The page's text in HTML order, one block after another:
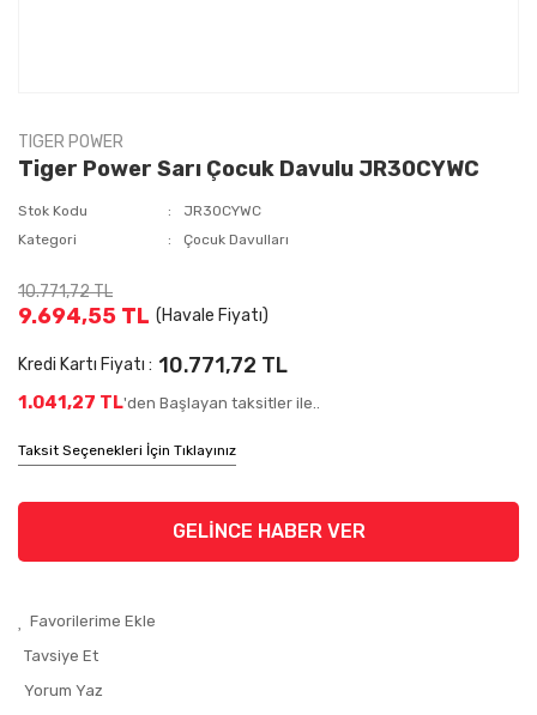
TIGER POWER
Tiger Power Sarı Çocuk Davulu JR30CYWC
Stok Kodu
JR30CYWC
Kategori
Çocuk Davulları
10.771,72 TL
9.694,55 TL (Havale Fiyatı)
Kredi Kartı Fiyatı : 10.771,72 TL
1.041,27 TL'den Başlayan taksitler ile..
Taksit Seçenekleri İçin Tıklayınız
GELİNCE HABER VER
Tavsiye Et
Yorum Yaz